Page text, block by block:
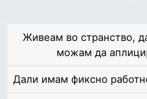
Живеам во странство,
можам да
Дали имам фиксно